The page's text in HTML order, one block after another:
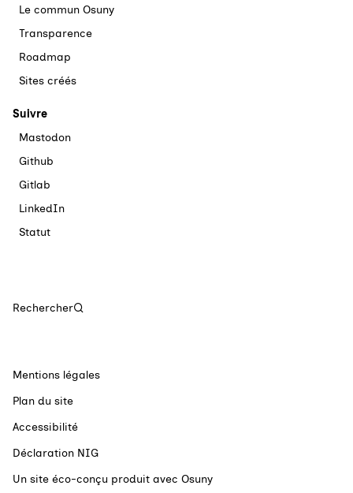
Le commun Osuny
Transparence
Roadmap
Sites créés
Suivre
Mastodon
Github
Gitlab
LinkedIn
Statut
Rechercher
Mentions légales
Plan du site
Accessibilité
Déclaration NIG
Un site éco-conçu produit avec Osuny